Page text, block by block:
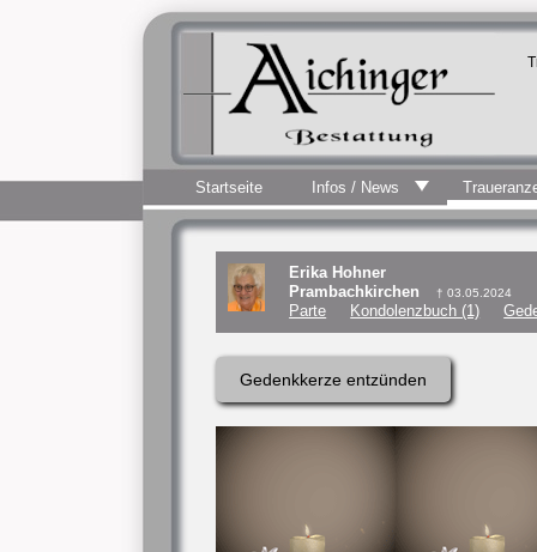
Startseite Infos / News
Erika Hohner
Prambachkirchen
† 03.05.2024
Parte Kondolenzbuch (1)
Gedenkkerze entzünden